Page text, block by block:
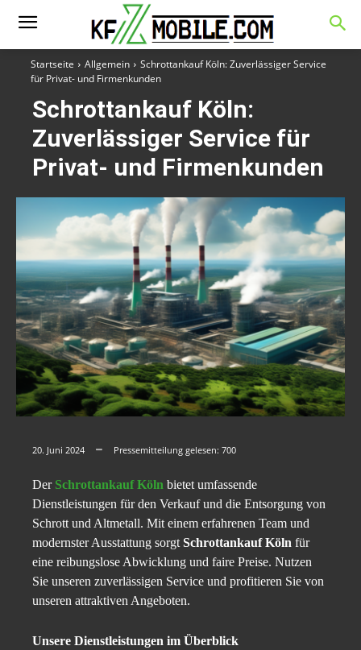
Startseite Allgemein
Schrottankauf Köln: Zuverlässiger Service
für Privat- und Firmenkunden
Schrottankauf Köln:
Zuverlässiger Service für
Privat- und Firmenkunden
20. Juni 2024 Pressemitteilung gelesen: 700
Der Schrottankauf Köln bietet umfassende
Dienstleistungen für den Verkauf und die Entsorgung von
Schrott und Altmetall. Mit einem erfahrenen Team und
modernster Ausstattung sorgt Schrottankauf Köln für
eine reibungslose Abwicklung und faire Preise. Nutzen
Sie unseren zuverlässigen Service und profitieren Sie von
unseren attraktiven Angeboten.
Unsere Dienstleistungen im Überblick